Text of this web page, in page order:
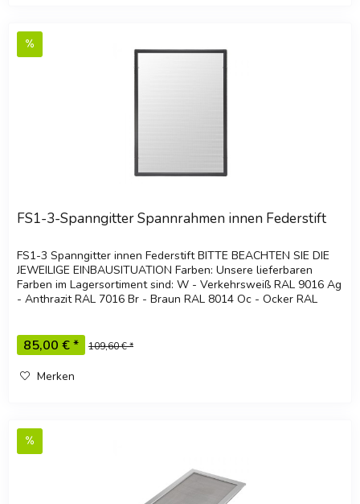
FS1-3-Spanngitter Spannrahmen innen Federstift
FS1-3 Spanngitter innen Federstift BITTE BEACHTEN SIE DIE
JEWEILIGE EINBAUSITUATION Farben: Unsere lieferbaren
Farben im Lagersortiment sind: W - Verkehrsweiß RAL 9016 Ag
- Anthrazit RAL 7016 Br - Braun RAL 8014 Oc - Ocker RAL
85,00 € * 109,60 € *
Merken